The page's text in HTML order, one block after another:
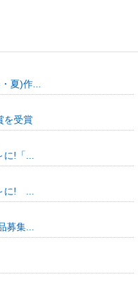
夏)作...
を受賞
!「...
に! ...
募集...